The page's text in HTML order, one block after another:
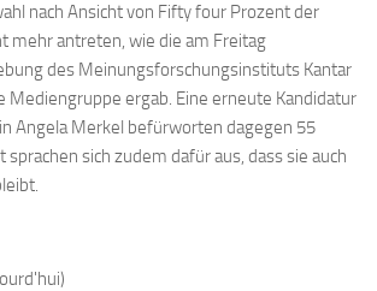
nach Ansicht von Fifty four Prozent der
mehr antreten, wie die am Freitag
des Meinungsforschungsinstituts Kantar
Mediengruppe ergab. Eine erneute Kandidatur
Angela Merkel befürworten dagegen 55
sich zudem dafür aus, dass sie auch